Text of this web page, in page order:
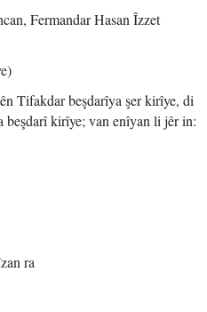
Fermandar Hasan Îzzet
Tifakdar beşdarîya şer kirîye, di
beşdarî kirîye; van enîyan li jêr in:
ra